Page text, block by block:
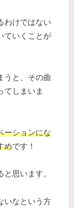
わけではない
ていくことが
うと、その曲
てしまいま
ーションにな
めです！
思います。
いなという方